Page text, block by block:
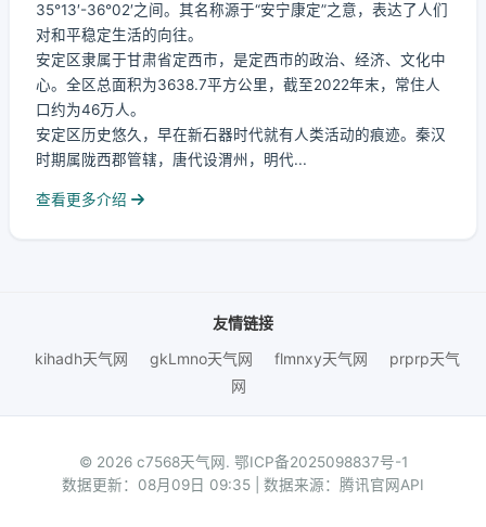
35°13′-36°02′之间。其名称源于“安宁康定”之意，表达了人们
对和平稳定生活的向往。
安定区隶属于甘肃省定西市，是定西市的政治、经济、文化中
心。全区总面积为3638.7平方公里，截至2022年末，常住人
口约为46万人。
安定区历史悠久，早在新石器时代就有人类活动的痕迹。秦汉
时期属陇西郡管辖，唐代设渭州，明代...
查看更多介绍
友情链接
kihadh天气网
gkLmno天气网 flmnxy天气网
prprp天气
网
© 2026 c7568天气网. 鄂ICP备2025098837号-1
数据更新：08月09日 09:35 | 数据来源：腾讯官网API